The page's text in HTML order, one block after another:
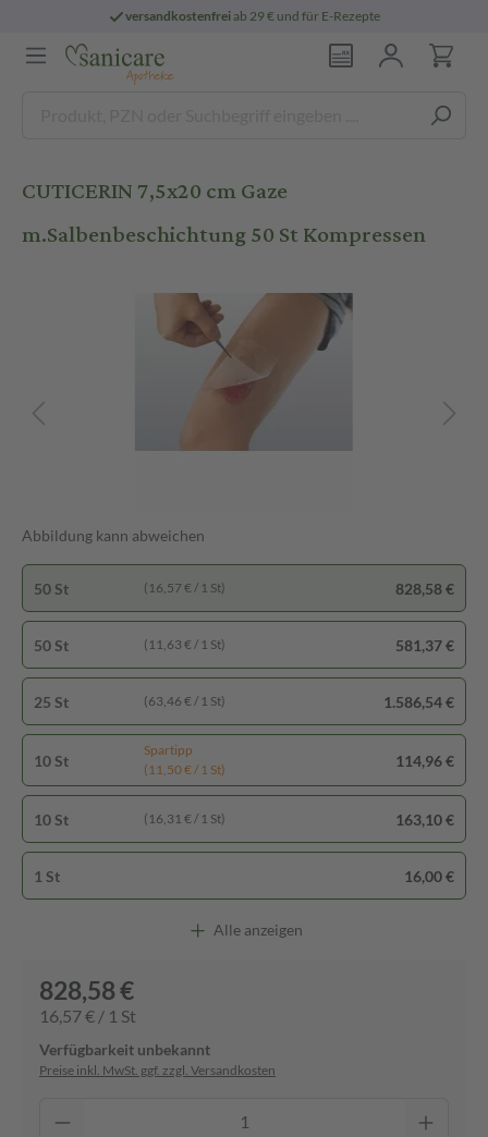
versandkostenfreiab 29 € und für E-Rezepte
CUTICERIN 7,5x20 cm Gaze
m.Salbenbeschichtung 50 St Kompressen
Abbildung kann abweichen
50 St (16,57 € / 1 St) 828,58 €
50 St (11,63 € / 1 St) 581,37 €
25 St (63,46 € / 1 St) 1.586,54 €
10 St
Spartipp
(11,50 € / 1 St)
114,96 €
10 St (16,31 € / 1 St) 163,10 €
1 St 16,00 €
Alle anzeigen
828,58 €
16,57 € / 1 St
Verfügbarkeit unbekannt
Preise inkl. MwSt. ggf. zzgl. Versandkosten